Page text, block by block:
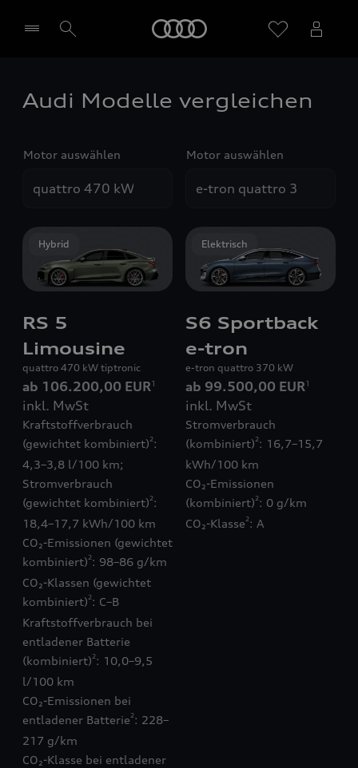
Händler wählen
Audi Modelle vergleichen
Motor auswählen
Hybrid
RS 5
Limousine
quattro 470 kW tiptronic
ab 106.200,00 EUR1
inkl. MwSt
Kraftstoffverbrauch
(gewichtet kombiniert) 2:
4,3–3,8 l/100 km;
Stromverbrauch
(gewichtet kombiniert) 2:
18,4–17,7 kWh/100 km
CO₂-Emissionen (gewichtet
kombiniert) 2: 98–86 g/km
CO₂-Klassen (gewichtet
kombiniert) 2: C–B
Kraftstoffverbrauch bei
entladener Batterie
(kombiniert) 2: 10,0–9,5
l/100 km
CO₂-Emissionen bei
entladener Batterie 2: 228–
217 g/km
CO₂-Klasse bei entladener
Motor auswählen
Elektrisch
S6 Sportback
e-tron
e-tron quattro 370 kW
ab 99.500,00 EUR1
inkl. MwSt
Stromverbrauch
(kombiniert) 2: 16,7–15,7
kWh/100 km
CO₂-Emissionen
(kombiniert) 2: 0 g/km
CO₂-Klasse 2: A